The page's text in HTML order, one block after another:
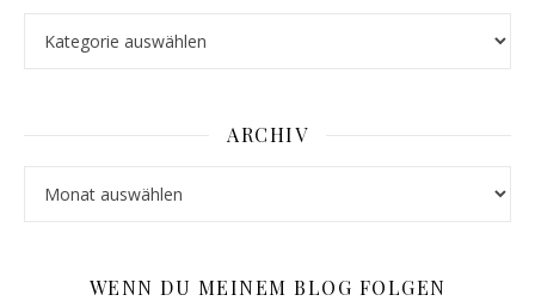
ARCHIV
WENN DU MEINEM BLOG FOLGEN